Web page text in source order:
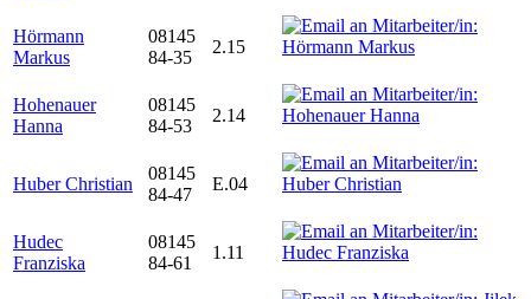
Hörmann
Markus
08145
84-35
2.15
Hohenauer
Hanna
08145
84-53
2.14
Huber Christian
08145
84-47
E.04
Hudec
Franziska
08145
84-61
1.11